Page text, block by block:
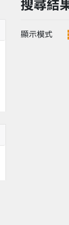
搜尋結
顯示模式